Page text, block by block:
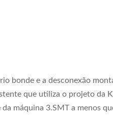
bonde e a desconexão
que utiliza o projeto da
máquina 3.SMT a menos